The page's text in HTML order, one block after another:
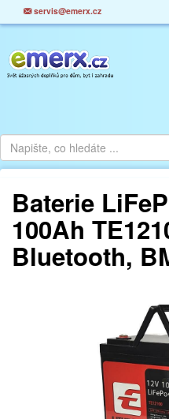
servis@emerx.cz
Baterie
100Ah
Bluetooth,